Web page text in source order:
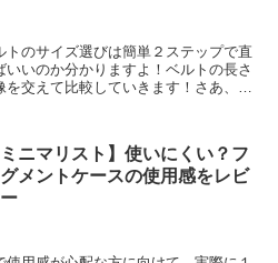
のサイズ選びは簡単２ステップで直
いのか分かりますよ！ベルトの長さ
交えて比較していきます！さあ、自
ミニマリスト】使いにくい？フ
メントケースの使用感をレビ